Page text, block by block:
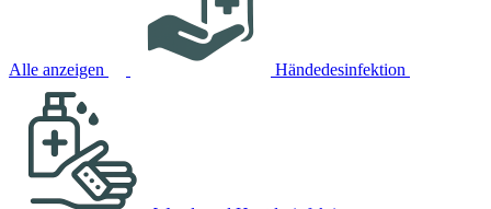
Alle anzeigen Händedesinfektion